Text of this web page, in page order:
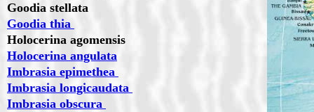
Goodia stellata
Goodia thia
Holocerina agomensis
Holocerina angulata
Imbrasia epimethea
Imbrasia longicaudata
Imbrasia obscura